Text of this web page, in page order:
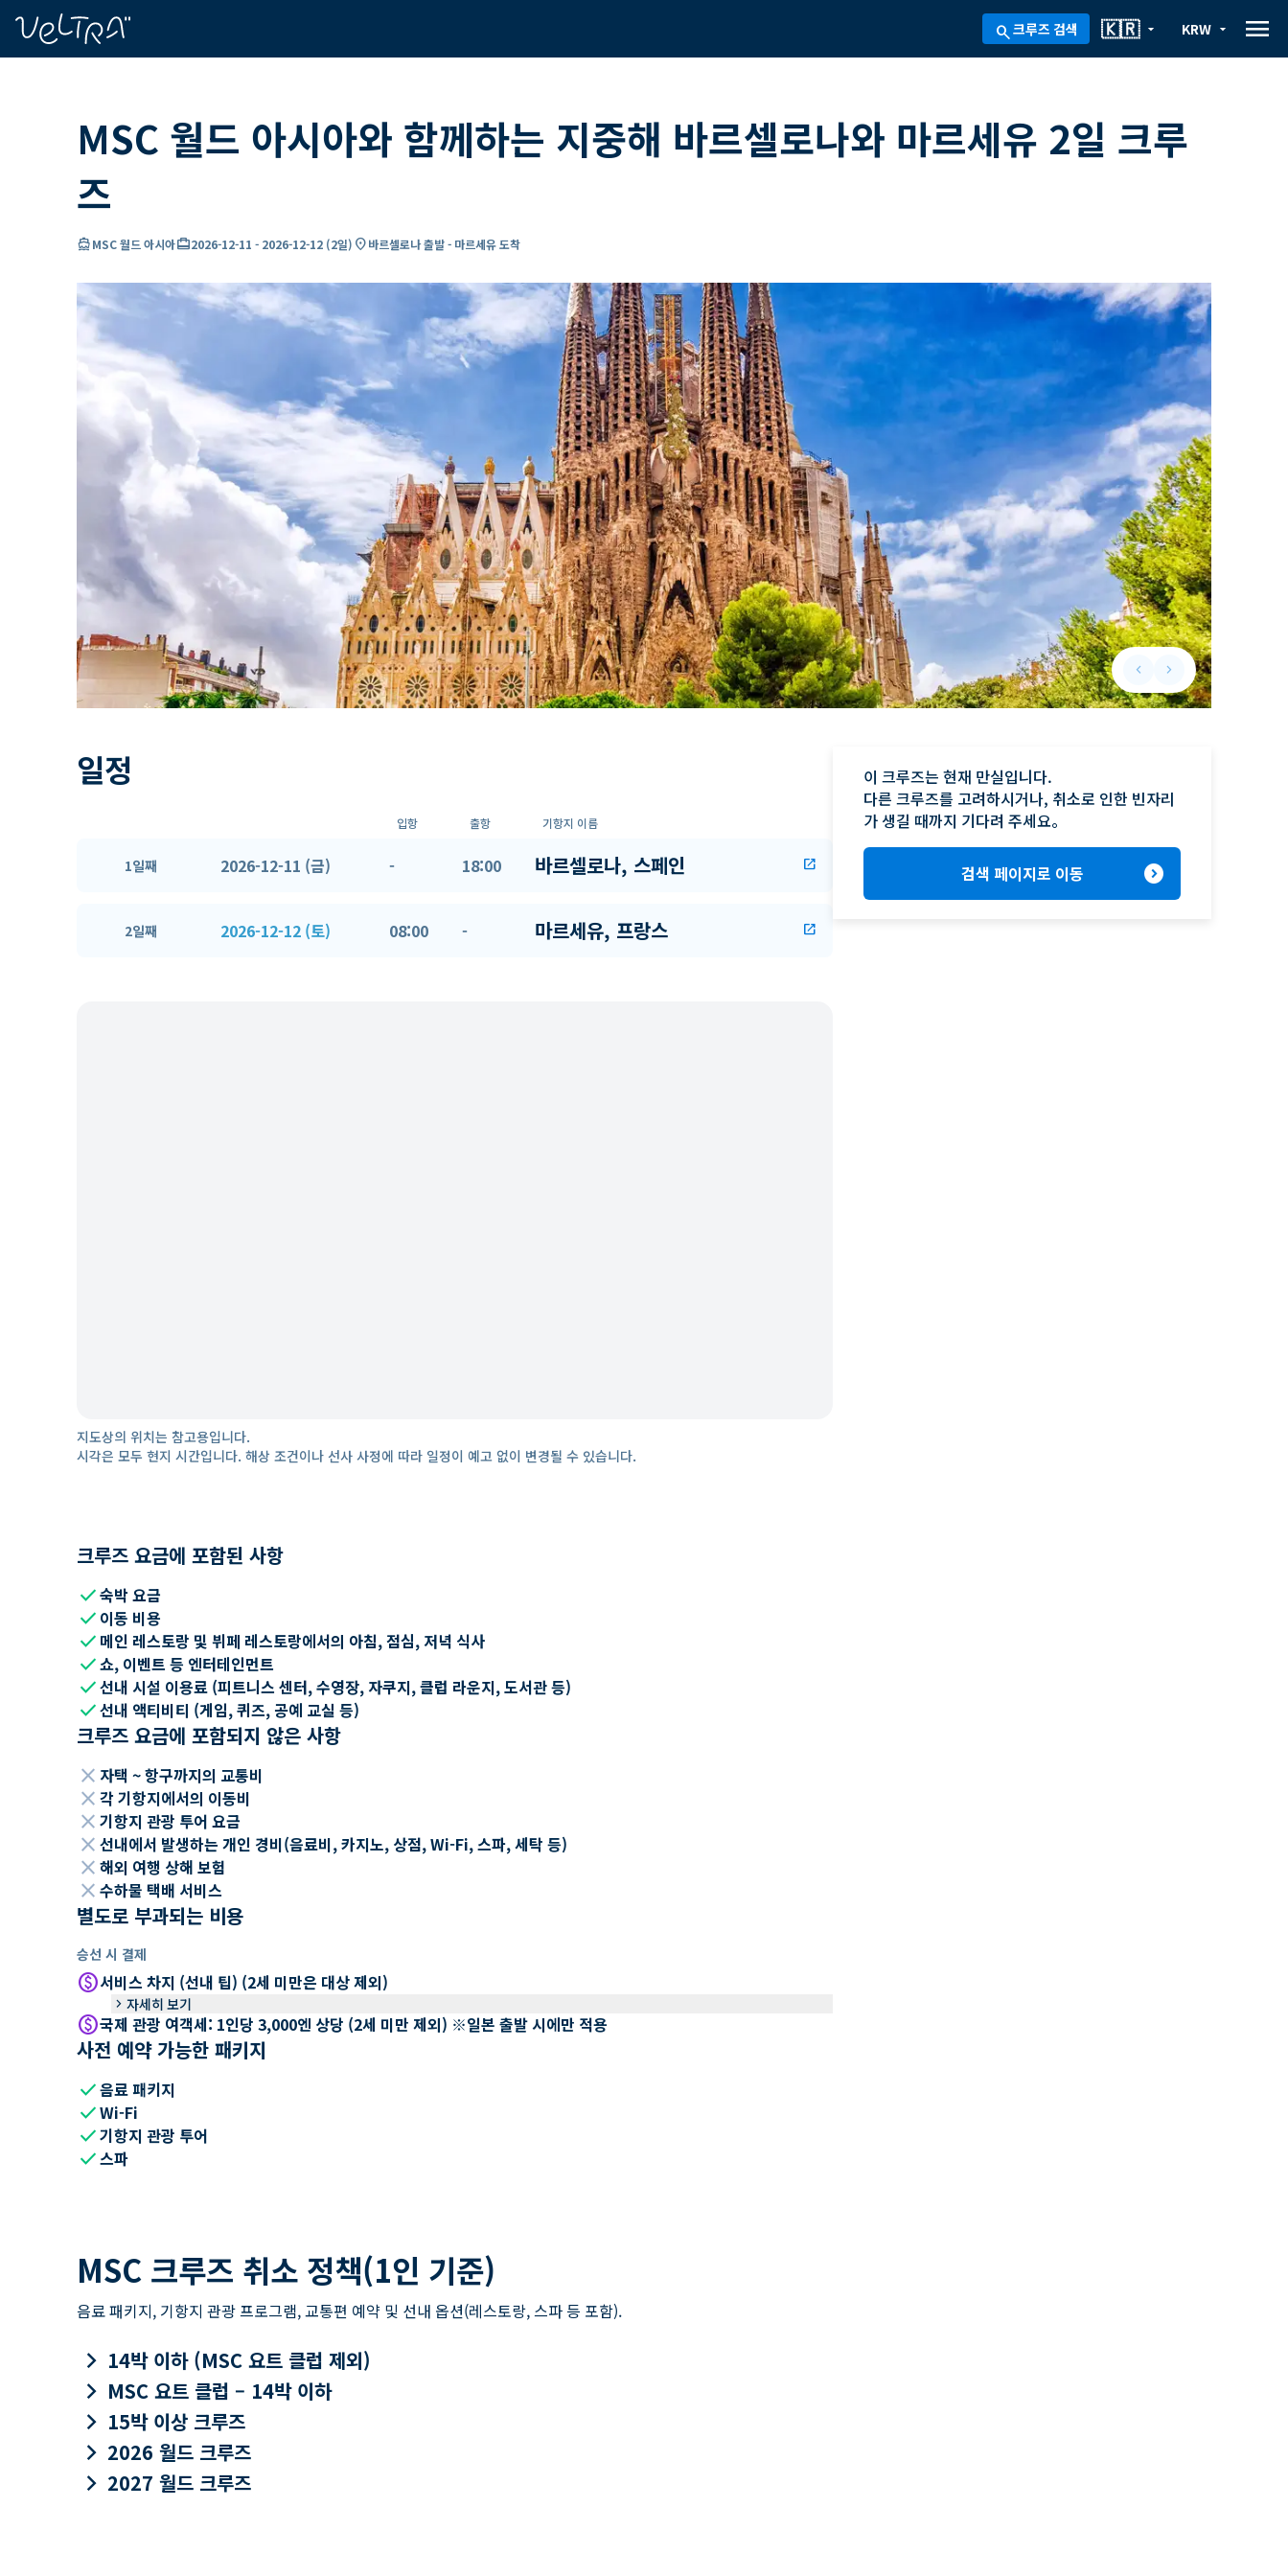
search크루즈 검색 arrow_drop_down
🇰🇷 arrow_drop_down
KRW menu
MSC 월드 아시아와 함께하는 지중해 바르셀로나와 마르세유 2일 크루
즈
directions_boatMSC 월드 아시아card_travel2026-12-11 - 2026-12-12 (2일) location_on바르셀로나 출발 - 마르세유 도착
keyboard_arrow_leftPrevious slide
keyboard_arrow_rightNext slide
일정
입항 출항 기항지 이름
1일째 2026-12-11 (금) - 18:00 바르셀로나, 스페인 open_in_new
2일째 2026-12-12 (토) 08:00 - 마르세유, 프랑스 open_in_new
지도상의 위치는 참고용입니다.
시각은 모두 현지 시간입니다. 해상 조건이나 선사 사정에 따라 일정이 예고 없이 변경될 수 있습니다.
크루즈 요금에 포함된 사항
check숙박 요금
check 이동 비용
check 메인 레스토랑 및 뷔페 레스토랑에서의 아침, 점심, 저녁 식사
check쇼, 이벤트 등 엔터테인먼트
check선내 시설 이용료 (피트니스 센터, 수영장, 자쿠지, 클럽 라운지, 도서관 등)
check선내 액티비티 (게임, 퀴즈, 공예 교실 등)
크루즈 요금에 포함되지 않은 사항
close 자택 ~ 항구까지의 교통비
close 각 기항지에서의 이동비
close 기항지 관광 투어 요금
close 선내에서 발생하는 개인 경비(음료비, 카지노, 상점, Wi-Fi, 스파, 세탁 등)
close 해외 여행 상해 보험
close 수하물 택배 서비스
별도로 부과되는 비용
승선 시 결제
paid서비스 차지 (선내 팁) (2세 미만은 대상 제외)
keyboard_arrow_right 자세히 보기
paid국제 관광 여객세: 1인당 3,000엔 상당 (2세 미만 제외) ※일본 출발 시에만 적용
사전 예약 가능한 패키지
check음료 패키지
checkWi-Fi
check기항지 관광 투어
check스파
MSC 크루즈 취소 정책(1인 기준)
음료 패키지, 기항지 관광 프로그램, 교통편 예약 및 선내 옵션(레스토랑, 스파 등 포함).
keyboard_arrow_right 14박 이하 (MSC 요트 클럽 제외)
keyboard_arrow_right MSC 요트 클럽 – 14박 이하
keyboard_arrow_right 15박 이상 크루즈
keyboard_arrow_right 2026 월드 크루즈
keyboard_arrow_right 2027 월드 크루즈
이 크루즈는 현재 만실입니다.
다른 크루즈를 고려하시거나, 취소로 인한 빈자리
가 생길 때까지 기다려 주세요。
검색 페이지로 이동 expand_circle_right